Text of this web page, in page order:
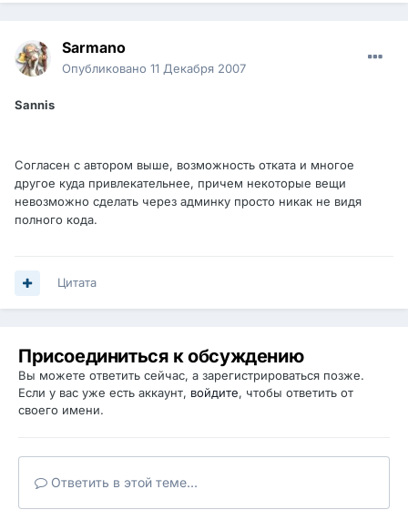
Sarmano
Опубликовано 11 Декабря 2007
Sannis
Согласен с автором выше, возможность отката и многое
другое куда привлекательнее, причем некоторые вещи
невозможно сделать через админку просто никак не видя
полного кода.
Цитата
Присоединиться к обсуждению
Вы можете ответить сейчас, а зарегистрироваться позже.
Если у вас уже есть аккаунт, войдите, чтобы ответить от
своего имени.
Ответить в этой теме...